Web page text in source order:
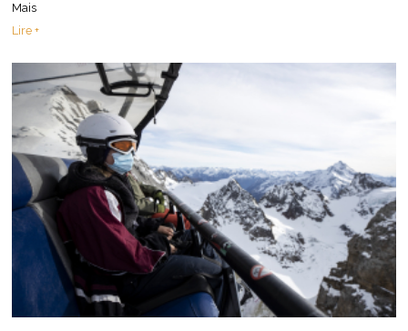
Mais
Lire +